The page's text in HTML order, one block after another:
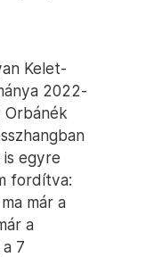
Kelet-
2022-
Orbánék
egyre
fordítva:
már a
a
7